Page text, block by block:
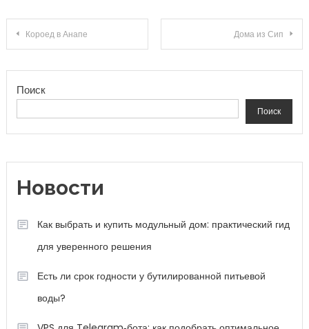
Навигация по записям
Короед в Анапе Дома из Сип
Поиск
Поиск
Новости
Как выбрать и купить модульный дом: практический гид
для уверенного решения
Есть ли срок годности у бутилированной питьевой
воды?